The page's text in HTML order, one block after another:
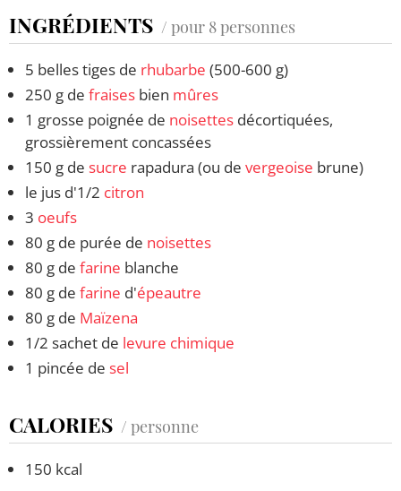
INGRÉDIENTS / pour 8 personnes
5 belles tiges de rhubarbe (500-600 g)
250 g de fraises bien mûres
1 grosse poignée de noisettes décortiquées,
grossièrement concassées
150 g de sucre rapadura (ou de vergeoise brune)
le jus d'1/2 citron
3 oeufs
80 g de purée de noisettes
80 g de farine blanche
80 g de farine d'épeautre
80 g de Maïzena
1/2 sachet de levure chimique
1 pincée de sel
CALORIES / personne
150 kcal